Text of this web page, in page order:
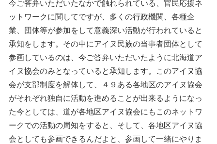
今ご答弁いただいたなかで触れられている、官民応援ネ
ットワークに関してですが、多くの行政機関、各種企
業、団体等が参加をして意義深い活動が行われていると
承知をします。その中にアイヌ民族の当事者団体として
参画しているのは、今ご答弁いただいたように北海道ア
イヌ協会のみとなっていると承知します。このアイヌ協
会が支部制度を解体して、４９ある各地区のアイヌ協会
がそれぞれ独自に活動を進めることが出来るようになっ
た今としては、道が各地区アイヌ協会にもこのネットワ
ークでの活動の周知をすると、そして、各地区アイヌ協
会としても参画できるんだよと、参画して一緒にやりま